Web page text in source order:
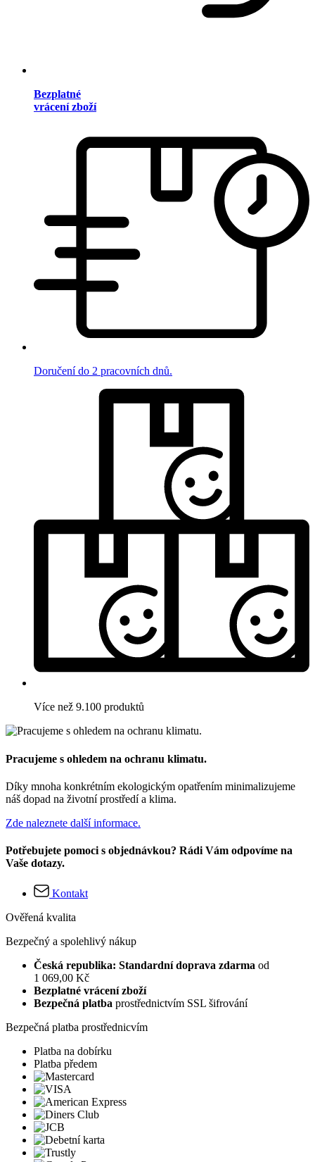
Bezplatné
vrácení zboží
Doručení do 2 pracovních dnů.
Více než 9.100 produktů
Pracujeme s ohledem na ochranu klimatu.
Díky mnoha konkrétním ekologickým opatřením minimalizujeme
náš dopad na životní prostředí a klima.
Zde naleznete další informace.
Potřebujete pomoci s objednávkou? Rádi Vám odpovíme na
Vaše dotazy.
Kontakt
Ověřená kvalita
Bezpečný a spolehlivý nákup
Česká republika: Standardní doprava zdarma od
1 069,00 Kč
Bezplatné vrácení zboží
Bezpečná platba prostřednictvím SSL šifrování
Bezpečná platba prostřednicvím
Platba na dobírku
Platba předem